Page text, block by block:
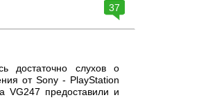
37
достаточно слухов о
от Sony - PlayStation
VG247 предоставили и